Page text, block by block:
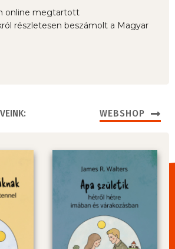
online megtartott
részletesen beszámolt a Magyar
WEBSHOP